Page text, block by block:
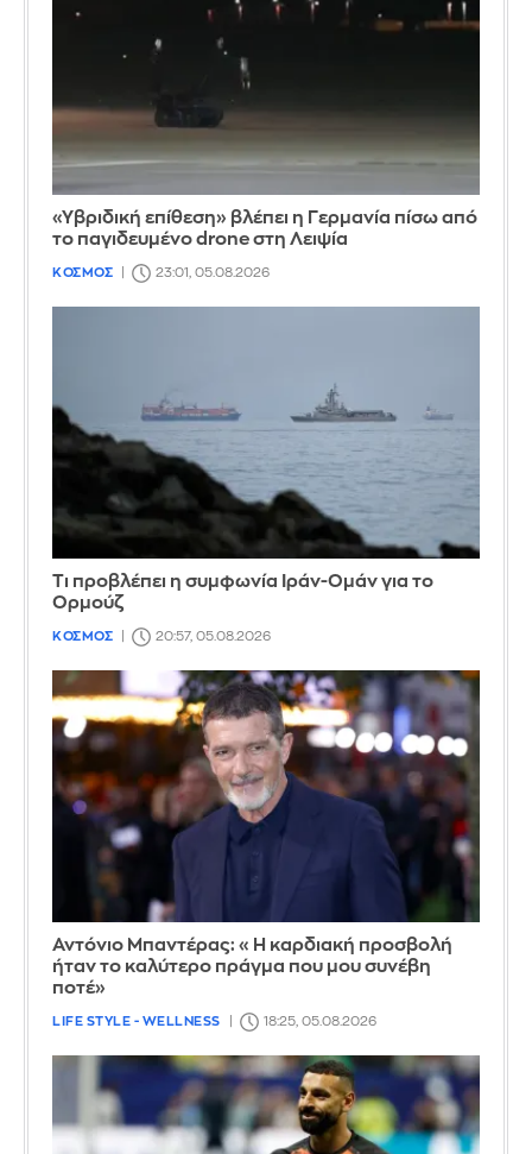
«Υβριδική επίθεση» βλέπει η Γερμανία πίσω από
το παγιδευμένο drone στη Λειψία
ΚΟΣΜΟΣ 23:01, 05.08.2026
Τι προβλέπει η συμφωνία Ιράν-Ομάν για το
Ορμούζ
ΚΟΣΜΟΣ 20:57, 05.08.2026
Αντόνιο Μπαντέρας: «Η καρδιακή προσβολή
ήταν το καλύτερο πράγμα που μου συνέβη
ποτέ»
LIFE STYLE - WELLNESS 18:25, 05.08.2026